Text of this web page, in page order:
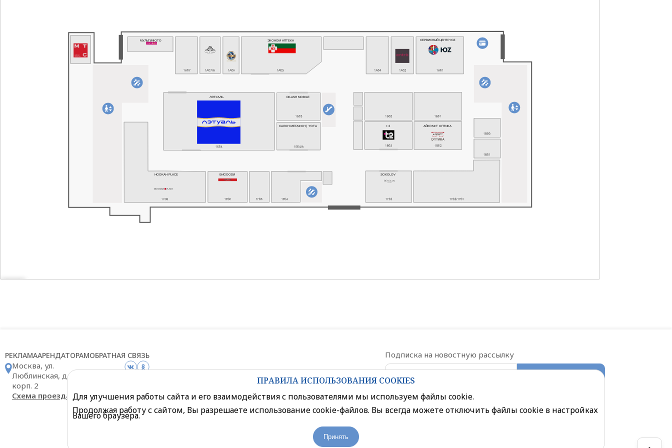
HOOKAH PLACE
СЕРВИСНЫЙ ЦЕНТР ЮZ
МУЛЬТИФОТО
SOKOLOV
DILASH MOBILE
САЛОН МЕГАФОН | YOTA t 2 АЙКРАФТ ОПТИКА
БИGOODИ
ЛЭТУАЛЬ
ЭКОНОМ АПТЕКА
РЕКЛАМААРЕНДАТОРАМОБРАТНАЯ СВЯЗЬ
Москва, ул.
Люблинская, д. 169
корп. 2
Схема проезда
Подписка на новостную рассылку
Даю согласие на обработку
Политика конфиденциальности
Правила посещения торгового центра
ПРАВИЛА ИСПОЛЬЗОВАНИЯ COOKIES
Для улучшения работы сайта и его взаимодействия с пользователями мы используем файлы cookie.
Продолжая работу с сайтом, Вы разрешаете использование cookie-файлов. Вы всегда можете отключить файлы cookie в настройках
Вашего браузера.
Принять